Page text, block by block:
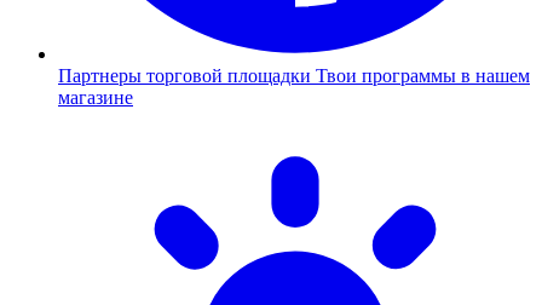
Партнеры торговой площадки Твои программы в нашем
магазине